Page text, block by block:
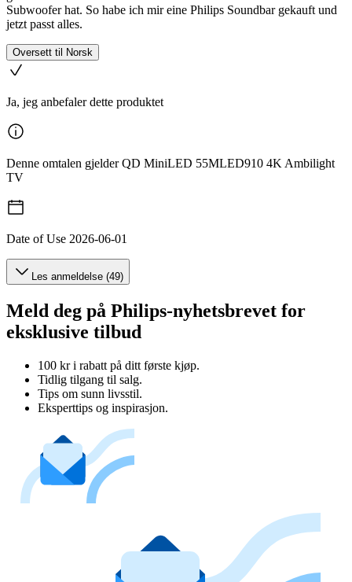
Subwoofer hat. So habe ich mir eine Philips Soundbar gekauft und
jetzt passt alles.
Oversett til Norsk
Ja, jeg anbefaler dette produktet
Denne omtalen gjelder QD MiniLED 55MLED910 4K Ambilight
TV
Date of Use 2026-06-01
Les anmeldelse (49)
Meld deg på Philips-nyhetsbrevet for
eksklusive tilbud
100 kr i rabatt på ditt første kjøp.
Tidlig tilgang til salg.
Tips om sunn livsstil.
Eksperttips og inspirasjon.